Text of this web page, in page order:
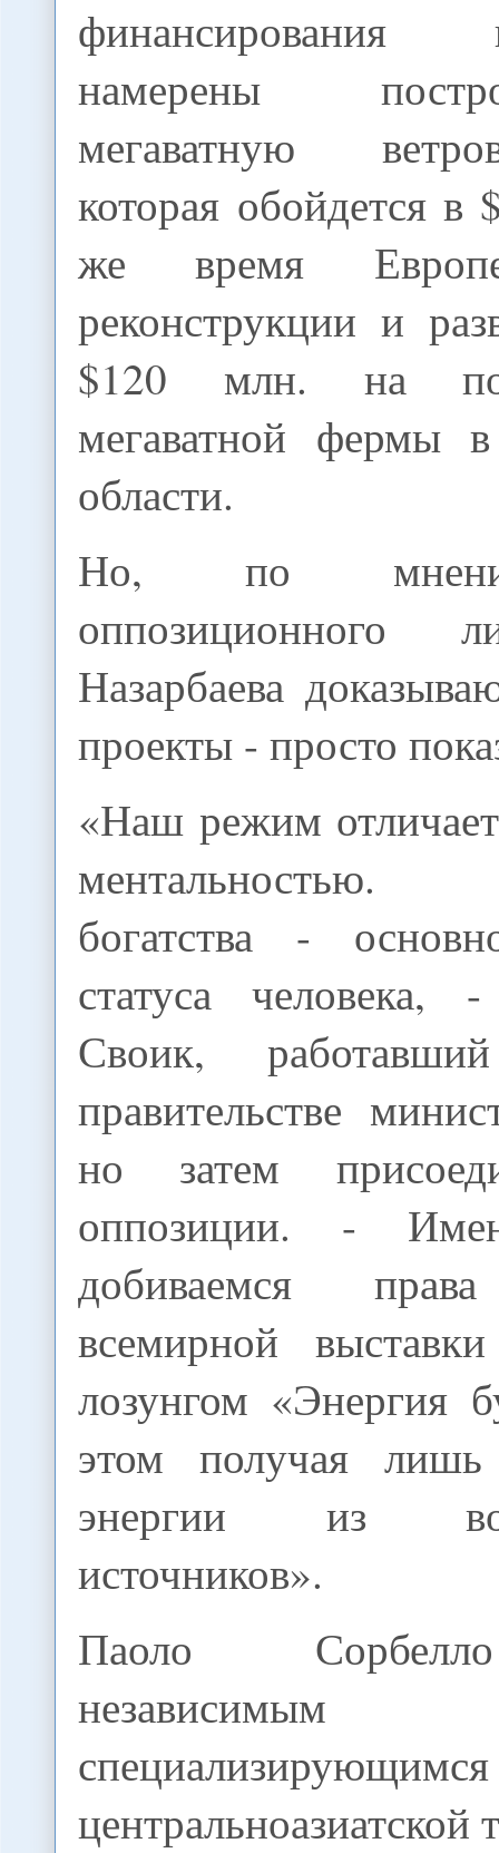
намерены
мегаватную
которая обойдется
же время
реконструкции и
$120 млн. на
мегаватной фермы
области.
Но, по
оппозиционного
Назарбаева
проекты - просто
«Наш режим
ментальностью.
богатства -
статуса человека,
Своик,
правительстве
но затем
оппозиции. -
добиваемся
всемирной
лозунгом «Энергия
этом получая
энергии из
источников».
Паоло
независимым
центральноазиатской